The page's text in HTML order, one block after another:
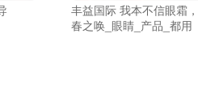
丰益国际 我本不信眼霜
春之唤_眼睛_产品_都用